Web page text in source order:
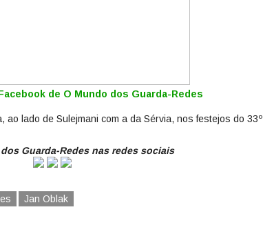
de O Mundo dos Guarda-Redes
ao lado de Sulejmani com a da Sérvia, nos festejos do 33º
Guarda-Redes nas redes sociais
Jan Oblak